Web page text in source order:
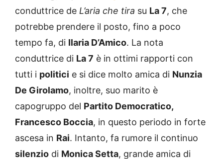
conduttrice de L’aria che tira La 7 , che
potrebbe prendere il posto, fino a poco
tempo fa, di Ilaria D’Amico
. La nota
conduttrice di La 7 è in ottimi rapporti con
tutti i
politici e si dice molto amica di Nunzia
De Girolamo
, inoltre, suo marito è
capogruppo del Partito Democratico,
Francesco Boccia
, in questo periodo in forte
ascesa in Rai . Intanto, fa rumore il continuo
silenzio
di Monica Setta
, grande amica di